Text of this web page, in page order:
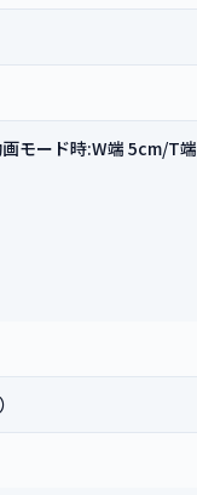
モード時:W端 5cm/T端